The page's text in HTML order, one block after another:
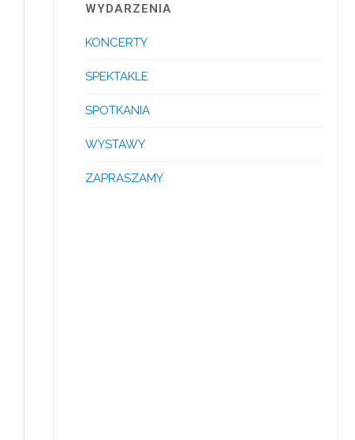
WYDARZENIA
KONCERTY
SPEKTAKLE
SPOTKANIA
WYSTAWY
ZAPRASZAMY